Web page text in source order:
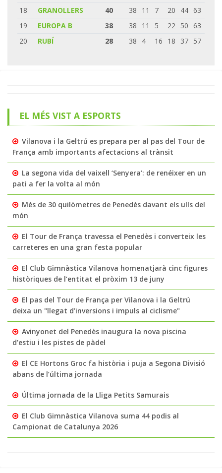
18
GRANOLLERS 40 38 11 7 20 44 63
19
EUROPA B 38 38 11 5 22 50 63
20
RUBÍ 28 38 4 16 18 37 57
EL MÉS VIST A ESPORTS
Vilanova i la Geltrú es prepara per al pas del Tour de
França amb importants afectacions al trànsit
La segona vida del vaixell ‘Senyera’: de renéixer en un
pati a fer la volta al món
Més de 30 quilòmetres de Penedès davant els ulls del
món
El Tour de França travessa el Penedès i converteix les
carreteres en una gran festa popular
El Club Gimnàstica Vilanova homenatjarà cinc figures
històriques de l’entitat el pròxim 13 de juny
El pas del Tour de França per Vilanova i la Geltrú
deixa un "llegat d’inversions i impuls al ciclisme"
Avinyonet del Penedès inaugura la nova piscina
d’estiu i les pistes de pàdel
El CE Hortons Groc fa història i puja a Segona Divisió
abans de l’última jornada
Última jornada de la Lliga Petits Samurais
El Club Gimnàstica Vilanova suma 44 podis al
Campionat de Catalunya 2026